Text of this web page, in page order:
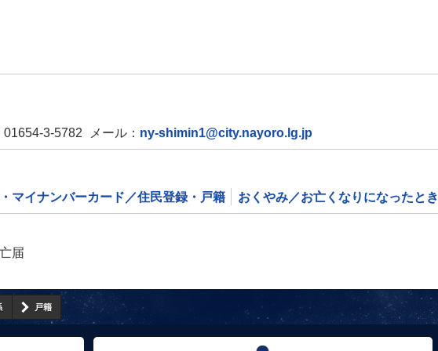
01654-3-5782 メール： ny-shimin1@city.nayoro.lg.jp
マイナンバーカード／住民登録・戸籍
おくやみ／お亡くなりになったとき
届
戸籍